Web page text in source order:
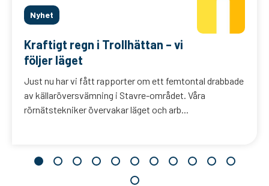
Nyhet
Kraftigt regn i Trollhättan – vi
följer läget
Just nu har vi fått rapporter om ett femtontal drabbade
av källaröversvämning i Stavre-området. Våra
rörnätstekniker övervakar läget och arb...